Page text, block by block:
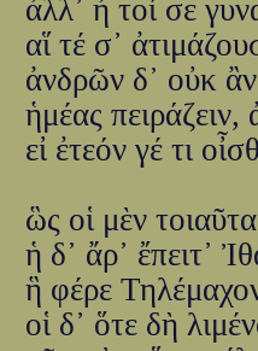
ἀλλ᾽ ἦ τοί σε
αἵ τέ σ᾽
ἀνδρῶν δ᾽ οὐκ
ἡμέας
εἰ ἐτεόν γέ τι
ὣς οἱ μὲν
ἡ δ᾽ ἄρ᾽ ἔπειτ᾽
ἣ φέρε
οἱ δ᾽ ὅτε δὴ